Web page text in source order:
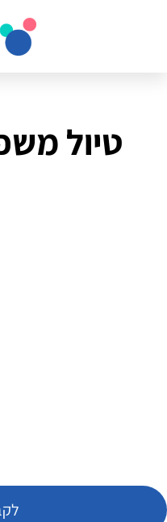
טיול